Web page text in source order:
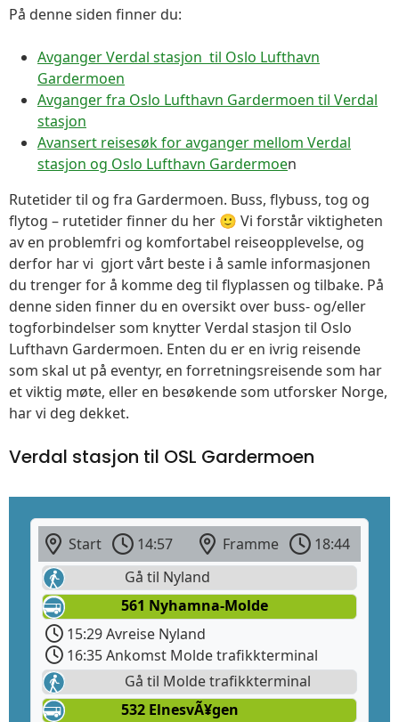
På denne siden finner du:
Avganger Verdal stasjon til Oslo Lufthavn
Gardermoen
Avganger fra Oslo Lufthavn Gardermoen til Verdal
stasjon
Avansert reisesøk for avganger mellom Verdal
stasjon og Oslo Lufthavn Gardermoen
Rutetider til og fra Gardermoen. Buss, flybuss, tog og
flytog – rutetider finner du her 🙂 Vi forstår viktigheten
av en problemfri og komfortabel reiseopplevelse, og
derfor har vi gjort vårt beste i å samle informasjonen
du trenger for å komme deg til flyplassen og tilbake. På
denne siden finner du en oversikt over buss- og/eller
togforbindelser som knytter Verdal stasjon til Oslo
Lufthavn Gardermoen. Enten du er en ivrig reisende
som skal ut på eventyr, en forretningsreisende som har
et viktig møte, eller en besøkende som utforsker Norge,
har vi deg dekket.
Verdal stasjon til OSL Gardermoen
Start 14:57 Framme
18:44
Gå til Nyland
561 Nyhamna-Molde
15:29 Avreise Nyland
16:35 Ankomst Molde trafikkterminal
Gå til Molde trafikkterminal
532 ElnesvÃ¥gen